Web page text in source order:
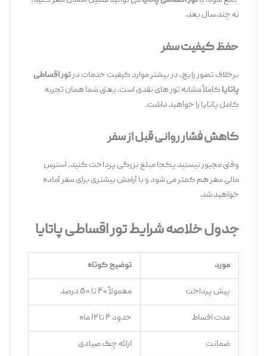
نه چند سال بعد.
حفظ کیفیت سفر
برخلاف تصور رایج، در بیشتر موارد کیفیت خدمات درتور اقساطی
کاملاً مشابه تور های نقدی است. یعنی شما همان تجربه
کامل پاتایا را خواهید داشت.
کاهش فشار روانی قبل از سفر
وقتی مجبور نیستید یکجا مبلغ بزرگی پرداخت کنید، استرس
مالی سفر هم کمتر می ‌شود و با آرامش بیشتری برای سفر آماده
خواهید شد.
جدول خلاصه شرایط تور اقساطی پاتایا
توضیح کوتاه
پیش ‌پرداخت معمولاً ۴۰ تا ۵۰ درصد
مدت اقساط
ضمانت ارائه چک صیادی